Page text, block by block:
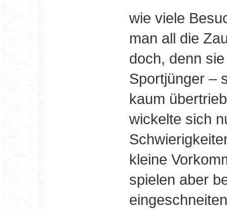
wie viele
man all die
doch, denn
Sportjünger –
kaum
wickelte sich
kleine
spielen aber